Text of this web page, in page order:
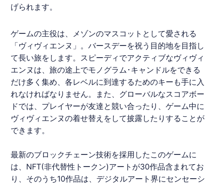
げられます。
ゲームの主役は、メゾンのマスコットとして愛される
「ヴィヴィエンヌ」。バースデーを祝う目的地を目指し
て長い旅をします。スピーディでアクティブなヴィヴィ
エンヌは、旅の途上でモノグラム･キャンドルをできる
だけ多く集め、各レベルに到達するためのキーも手に入
れなければなりません。また、グローバルなスコアボー
ドでは、プレイヤーが友達と競い合ったり、ゲーム中に
ヴィヴィエンヌの着せ替えをして披露したりすることが
できます。
最新のブロックチェーン技術を採用したこのゲームに
は、 NFT(非代替性トークン)アートが30作品含まれてお
り、そのうち10作品は、デジタルアート界にセンセーシ